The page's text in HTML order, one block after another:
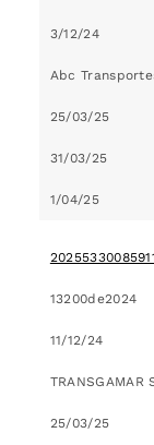
3/12/24
Abc
25/03/25
31/03/25
1/04/25
13200de2024
11/12/24
TRANSGAMAR
25/03/25